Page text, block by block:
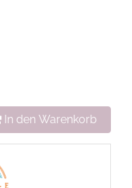
In den Warenkorb